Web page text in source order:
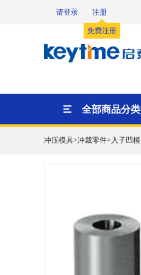
请登录 注册
免费注册
全部商品分类
冲压模具>冲裁零件>入子凹模